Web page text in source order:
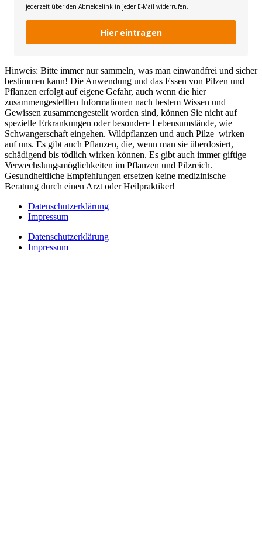
jederzeit über den Abmeldelink in jeder E-Mail widerrufen.
Hier eintragen
Hinweis: Bitte immer nur sammeln, was man einwandfrei und sicher
bestimmen kann! Die Anwendung und das Essen von Pilzen und
Pflanzen erfolgt auf eigene Gefahr, auch wenn die hier
zusammengestellten Informationen nach bestem Wissen und
Gewissen zusammengestellt worden sind, können Sie nicht auf
spezielle Erkrankungen oder besondere Lebensumstände, wie
Schwangerschaft eingehen. Wildpflanzen und auch Pilze wirken
auf uns. Es gibt auch Pflanzen, die, wenn man sie überdosiert,
schädigend bis tödlich wirken können. Es gibt auch immer giftige
Verwechslungsmöglichkeiten im Pflanzen und Pilzreich.
Gesundheitliche Empfehlungen ersetzen keine medizinische
Beratung durch einen Arzt oder Heilpraktiker!
Datenschutzerklärung
Impressum
Datenschutzerklärung
Impressum